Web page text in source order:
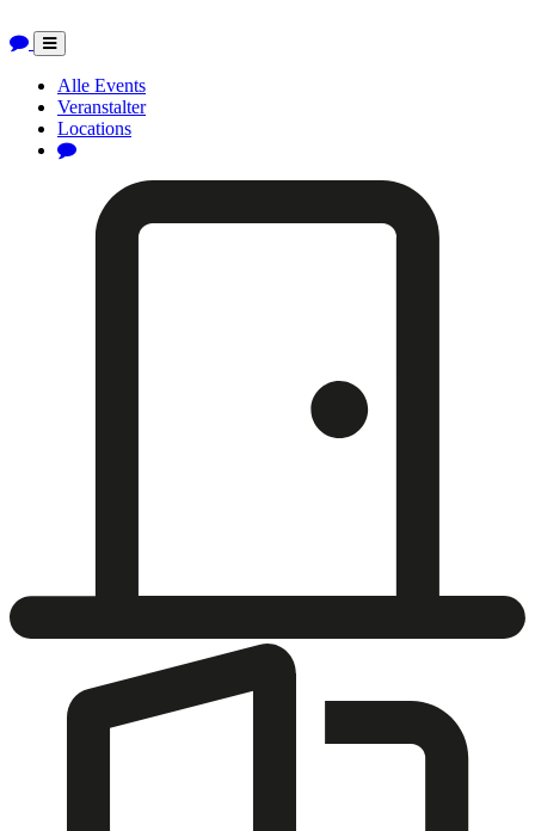
Toggle
navigation
Alle Events
Veranstalter
Locations